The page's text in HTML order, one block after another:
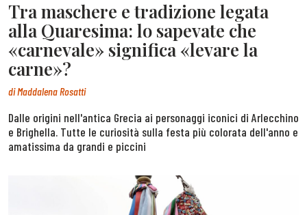
Tra maschere e tradizione legata
alla Quaresima: lo sapevate che
«carnevale» significa «levare la
carne»?
diMaddalena Rosatti
Dalle origini nell'antica Grecia ai personaggi iconici di Arlecchino
e Brighella. Tutte le curiosità sulla festa più colorata dell'anno e
amatissima da grandi e piccini